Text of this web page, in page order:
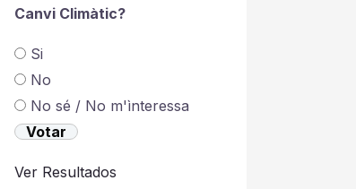
Canvi Climàtic?
Si
No
No sé / No m'ìnteressa
Ver Resultados